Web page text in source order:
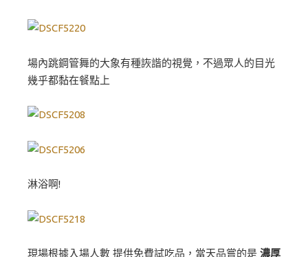
場內跳鋼管舞的大象有種詼諧的視覺，不過眾人的目光
幾乎都黏在餐點上
淋浴啊!
現場根據入場人數 提供免費試吃品，當天品嘗的是 濃厚